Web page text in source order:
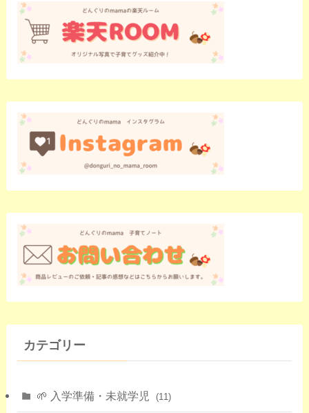
カテゴリー
🌱 入学準備・未就学児 (11)